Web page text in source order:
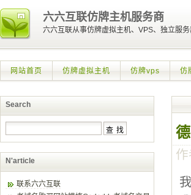
六六互联仿牌主机服务商
六六互联从事仿牌虚拟主机、VPS、独立服
网站首页 仿牌虚拟主机 仿牌vps 仿
Search
N'article
联系六六互联